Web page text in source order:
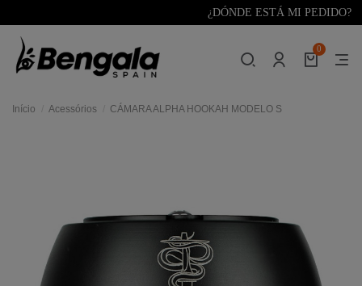
¿DÓNDE ESTÁ MI PEDIDO?
0
Início Acessórios CÁMARA ALPHA HOOKAH MODELO S